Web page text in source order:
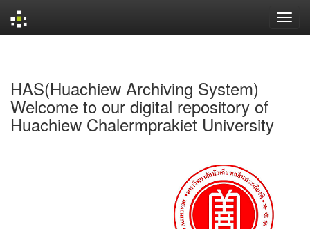
HAS(Huachiew Archiving System)
Welcome to our digital repository of
Huachiew Chalermprakiet University